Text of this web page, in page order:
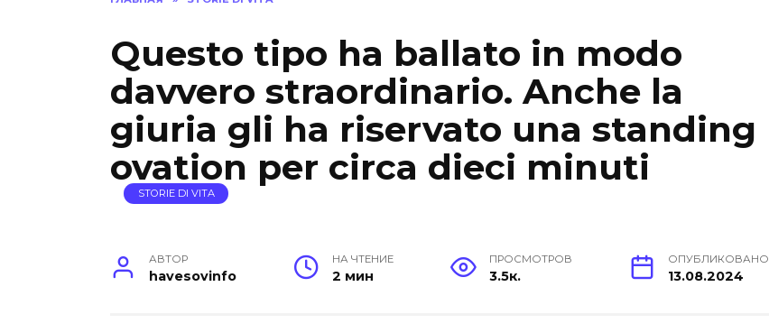
Questo tipo ha ballato in modo
davvero straordinario. Anche la
giuria gli ha riservato una standing
ovation per circa dieci minuti
STORIE DI VITA
АВТОР
havesovinfo
НА ЧТЕНИЕ
2 мин
ПРОСМОТРОВ
3.5к.
ОПУБЛИКОВАНО
13.08.2024